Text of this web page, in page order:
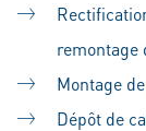
remontage
Montage
Dépôt de